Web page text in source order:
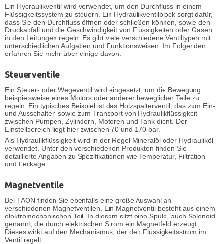
Ein Hydraulikventil wird verwendet, um den Durchfluss in einem
Flüssigkeitssystem zu steuern. Ein Hydraulikventilblock sorgt dafür,
dass Sie den Durchfluss öffnen oder schließen können, sowie den
Druckabfall und die Geschwindigkeit von Flüssigkeiten oder Gasen
in den Leitungen regeln. Es gibt viele verschiedene Ventiltypen mit
unterschiedlichen Aufgaben und Funktionsweisen. Im Folgenden
erfahren Sie mehr über einige davon.
Steuerventile
Ein Steuer- oder Wegeventil wird eingesetzt, um die Bewegung
beispielsweise eines Motors oder anderer beweglicher Teile zu
regeln. Ein typisches Beispiel ist das Holzspalterventil, das zum Ein-
und Ausschalten sowie zum Transport von Hydraulikflüssigkeit
zwischen Pumpen, Zylindern, Motoren und Tank dient. Der
Einstellbereich liegt hier zwischen 70 und 170 bar.
Als Hydraulikflüssigkeit wird in der Regel Mineralöl oder Hydrauliköl
verwendet. Unter den verschiedenen Produkten finden Sie
detaillierte Angaben zu Spezifikationen wie Temperatur, Filtration
und Leckage.
Magnetventile
Bei TAON finden Sie ebenfalls eine große Auswahl an
verschiedenen Magnetventilen . Ein Magnetventil besteht aus einem
elektromechanischen Teil. In diesem sitzt eine Spule, auch Solenoid
genannt, die durch elektrischen Strom ein Magnetfeld erzeugt.
Dieses wirkt auf den Mechanismus, der den Flüssigkeitsstrom im
Ventil regelt.